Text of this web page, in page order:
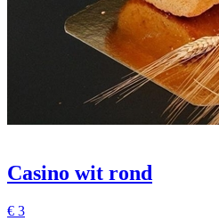
Casino wit rond
€ 3